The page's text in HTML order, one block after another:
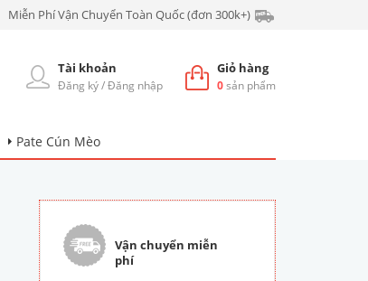
Miễn Phí Vận Chuyển Toàn Quốc (đơn 300k+)
Giỏ hàng
0sản phẩm
Tài khoản
Đăng ký/Đăng nhập
Pate Cún Mèo
Vận chuyển miễn
phí